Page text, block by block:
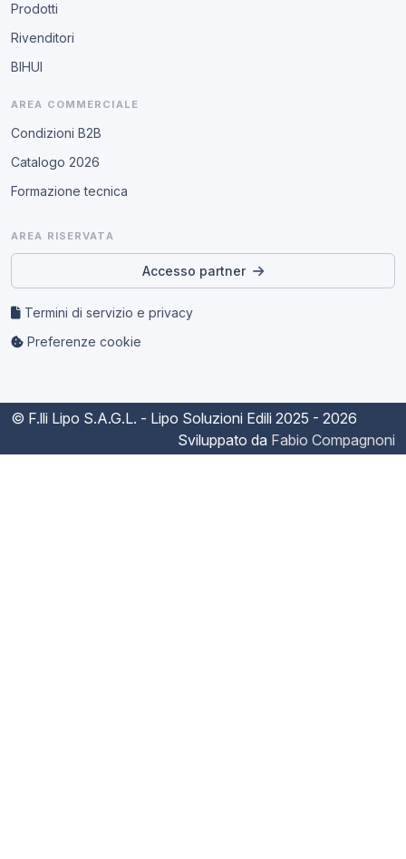
Prodotti
Rivenditori
BIHUI
AREA COMMERCIALE
Condizioni B2B
Catalogo 2026
Formazione tecnica
AREA RISERVATA
Accesso partner
Termini di servizio e privacy
Preferenze cookie
© F.lli Lipo S.A.G.L. - Lipo Soluzioni Edili 2025 - 2026
Sviluppato da Fabio Compagnoni